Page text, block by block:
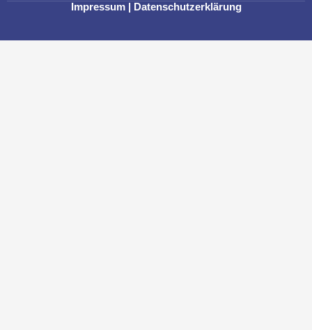
Impressum| Datenschutzerklärung